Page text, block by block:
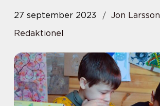
27 september 2023
Jon Larsson
Redaktionel